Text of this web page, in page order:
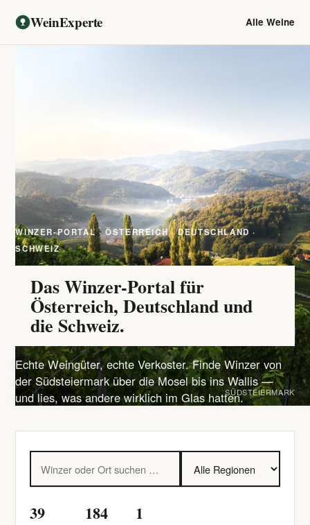
WeinExperte Alle Weine
WINZER-PORTAL · ÖSTERREICH · DEUTSCHLAND ·
SCHWEIZ
Das Winzer-Portal für
Österreich, Deutschland und
die Schweiz.
Echte Weingüter, echte Verkoster. Finde Winzer von
der Südsteiermark über die Mosel bis ins Wallis —
und lies, was andere wirklich im Glas hatten.SÜDSTEIERMARK
39 184 1